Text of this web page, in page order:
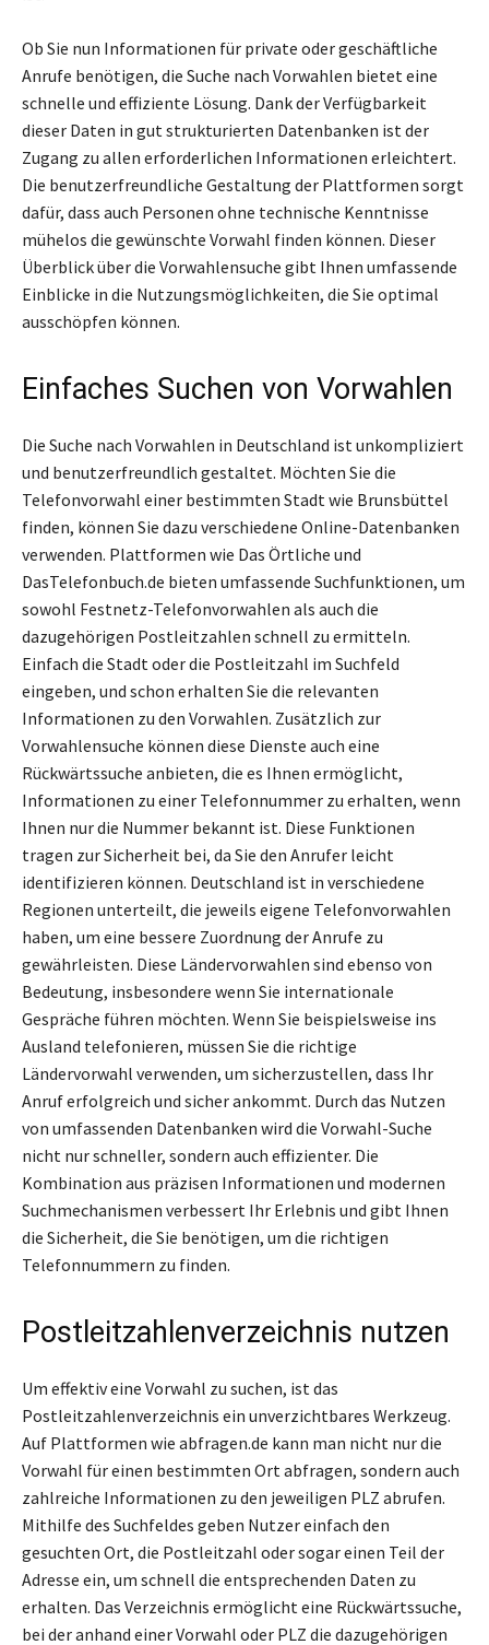
Ob Sie nun Informationen für private oder geschäftliche
Anrufe benötigen, die Suche nach Vorwahlen bietet eine
schnelle und effiziente Lösung. Dank der Verfügbarkeit
dieser Daten in gut strukturierten Datenbanken ist der
Zugang zu allen erforderlichen Informationen erleichtert.
Die benutzerfreundliche Gestaltung der Plattformen sorgt
dafür, dass auch Personen ohne technische Kenntnisse
mühelos die gewünschte Vorwahl finden können. Dieser
Überblick über die Vorwahlensuche gibt Ihnen umfassende
Einblicke in die Nutzungsmöglichkeiten, die Sie optimal
ausschöpfen können.
Einfaches Suchen von Vorwahlen
Die Suche nach Vorwahlen in Deutschland ist unkompliziert
und benutzerfreundlich gestaltet. Möchten Sie die
Telefonvorwahl einer bestimmten Stadt wie Brunsbüttel
finden, können Sie dazu verschiedene Online-Datenbanken
verwenden. Plattformen wie Das Örtliche und
DasTelefonbuch.de bieten umfassende Suchfunktionen, um
sowohl Festnetz-Telefonvorwahlen als auch die
dazugehörigen Postleitzahlen schnell zu ermitteln.
Einfach die Stadt oder die Postleitzahl im Suchfeld
eingeben, und schon erhalten Sie die relevanten
Informationen zu den Vorwahlen. Zusätzlich zur
Vorwahlensuche können diese Dienste auch eine
Rückwärtssuche anbieten, die es Ihnen ermöglicht,
Informationen zu einer Telefonnummer zu erhalten, wenn
Ihnen nur die Nummer bekannt ist. Diese Funktionen
tragen zur Sicherheit bei, da Sie den Anrufer leicht
identifizieren können. Deutschland ist in verschiedene
Regionen unterteilt, die jeweils eigene Telefonvorwahlen
haben, um eine bessere Zuordnung der Anrufe zu
gewährleisten. Diese Ländervorwahlen sind ebenso von
Bedeutung, insbesondere wenn Sie internationale
Gespräche führen möchten. Wenn Sie beispielsweise ins
Ausland telefonieren, müssen Sie die richtige
Ländervorwahl verwenden, um sicherzustellen, dass Ihr
Anruf erfolgreich und sicher ankommt. Durch das Nutzen
von umfassenden Datenbanken wird die Vorwahl-Suche
nicht nur schneller, sondern auch effizienter. Die
Kombination aus präzisen Informationen und modernen
Suchmechanismen verbessert Ihr Erlebnis und gibt Ihnen
die Sicherheit, die Sie benötigen, um die richtigen
Telefonnummern zu finden.
Postleitzahlenverzeichnis nutzen
Um effektiv eine Vorwahl zu suchen, ist das
Postleitzahlenverzeichnis ein unverzichtbares Werkzeug.
Auf Plattformen wie abfragen.de kann man nicht nur die
Vorwahl für einen bestimmten Ort abfragen, sondern auch
zahlreiche Informationen zu den jeweiligen PLZ abrufen.
Mithilfe des Suchfeldes geben Nutzer einfach den
gesuchten Ort, die Postleitzahl oder sogar einen Teil der
Adresse ein, um schnell die entsprechenden Daten zu
erhalten. Das Verzeichnis ermöglicht eine Rückwärtssuche,
bei der anhand einer Vorwahl oder PLZ die dazugehörigen